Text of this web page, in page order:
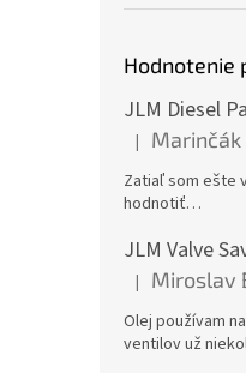
Hodnotenie
Hodnotenie
|
Zatiaľ som ešte
hodnotiť…
JLM Valve
Hodnotenie
| Miroslav
Olej používam
ventilov už